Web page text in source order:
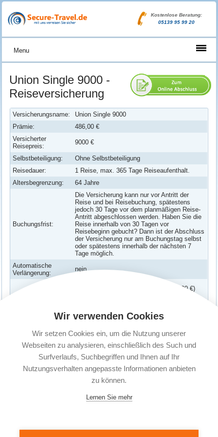
Kostenlose Beratung:
05139 95 99 20
Menu
Union Single 9000 -
Reiseversicherung
Versicherungsname:
Union Single 9000
Prämie:
486,00 €
Versicherter
Reisepreis:
9000 €
Selbstbeteiligung:
Ohne Selbstbeteiligung
Reisedauer:
1 Reise, max. 365 Tage Reiseaufenthalt.
Altersbegrenzung:
64 Jahre
Buchungsfrist:
Die Versicherung kann nur vor Antritt der
Reise und bei Reisebuchung, spätestens
jedoch 30 Tage vor dem planmäßigen Reise-
Antritt abgeschlossen werden. Haben Sie die
Reise innerhalb von 30 Tagen vor
Reisebeginn gebucht? Dann ist der Abschluss
der Versicherung nur am Buchungstag selbst
oder spätestens innerhalb der nächsten 7
Tage möglich.
Automatische
Verlängerung:
nein
Reiserücktrittsversicherung (bis 9000 €)
Corona Erkrankung abgesichert
Versicherte
Es kann 1 Person versichert werden.
© 2004 - 2026 Secure Travel Reiseversicherungen |Reiseschutz Plus GmbH| Telefon: 05139
Wir verwenden Cookies
Wir setzen Cookies ein, um die Nutzung unserer
Webseiten zu analysieren, einschließlich des Such und
Surfverlaufs, Suchbegriffen und Ihnen auf Ihr
Nutzungsverhalten angepasste Informationen anbieten
zu können.
Lernen Sie mehr